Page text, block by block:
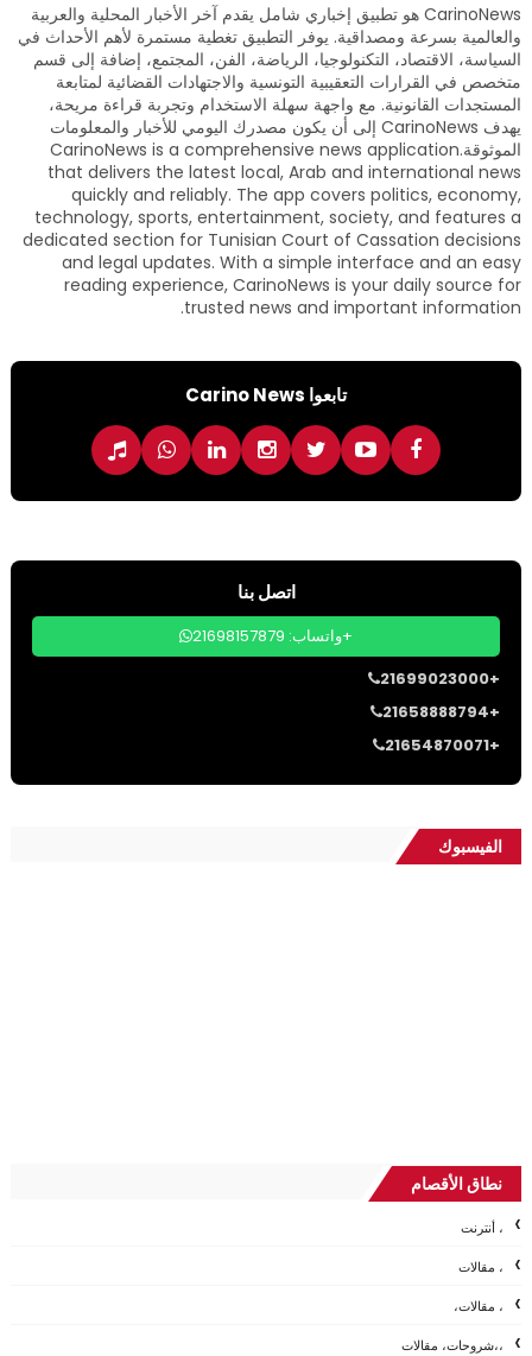
CarinoNews هو تطبيق إخباري شامل يقدم آخر الأخبار المحلية والعربية
والعالمية بسرعة ومصداقية. يوفر التطبيق تغطية مستمرة لأهم الأحداث في
السياسة، الاقتصاد، التكنولوجيا، الرياضة، الفن، المجتمع، إضافة إلى قسم
متخصص في القرارات التعقيبية التونسية والاجتهادات القضائية لمتابعة
المستجدات القانونية. مع واجهة سهلة الاستخدام وتجربة قراءة مريحة،
يهدف CarinoNews إلى أن يكون مصدرك اليومي للأخبار والمعلومات
الموثوقة.CarinoNews is a comprehensive news application
that delivers the latest local, Arab and international news
quickly and reliably. The app covers politics, economy,
technology, sports, entertainment, society, and features a
dedicated section for Tunisian Court of Cassation decisions
and legal updates. With a simple interface and an easy
reading experience, CarinoNews is your daily source for
trusted news and important information.
تابعوا Carino News
اتصل بنا
واتساب: 21698157879+
21699023000+
21658888794+
21654870071+
الفيسبوك
نطاق الأقصام
، أنترنت
، مقالات
، مقالات،
،،شروحات، مقالات